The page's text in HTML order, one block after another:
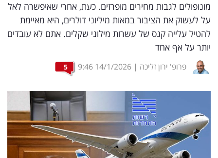
שיווק
ופרסום
משפט
מדדים
ומחקרים
דעות
רכילות
עסקית
מונופולים לגבות מחירים מופרזים. כעת, אחרי שאיפשרה לאל
על לעשוק את הציבור במאות מיליוני דולרים, היא מאיימת
להטיל עלייה קנס של עשרות מילוני שקלים. אתם לא עובדים
יותר על אף אחד
פרופ' ירון זליכה |
14/1/2026
9:46
5